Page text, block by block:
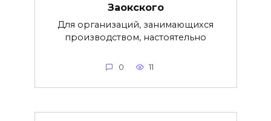
Заокского
Для организаций, занимающихся
производством, настоятельно
0 11